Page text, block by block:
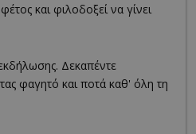
και φιλοδοξεί να γίνει
Δεκαπέντε
φαγητό και ποτά καθ' όλη τη